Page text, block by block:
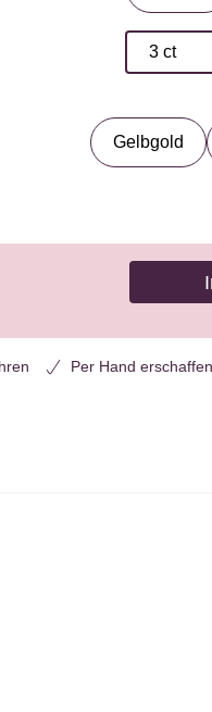
Gelbgold
Per Hand erschaffen